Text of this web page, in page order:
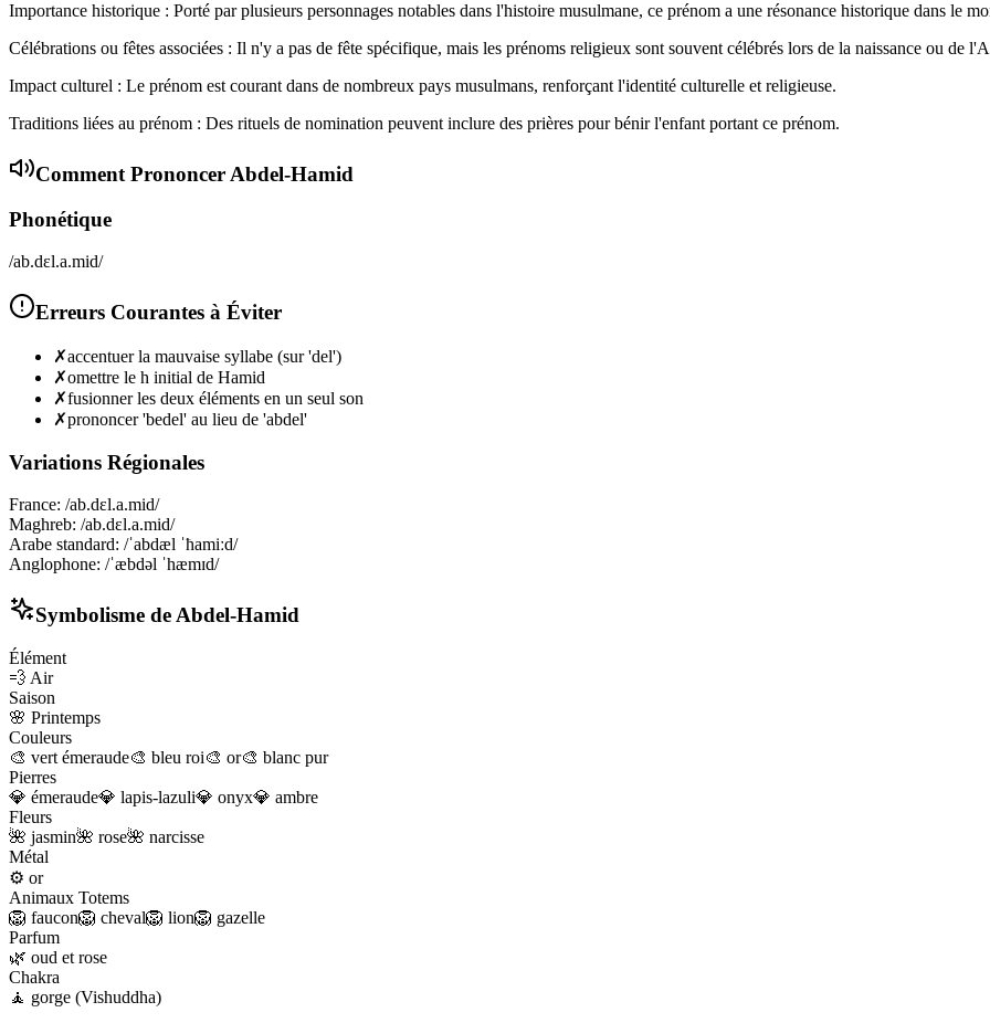
Importance historique : Porté par plusieurs personnages notables dans l'histoire musulmane, ce prénom a une résonance historique dans le
Célébrations ou fêtes associées : Il n'y a pas de fête spécifique, mais les prénoms religieux sont souvent célébrés lors de la naissance ou de
Impact culturel : Le prénom est courant dans de nombreux pays musulmans, renforçant l'identité culturelle et religieuse.
Traditions liées au prénom : Des rituels de nomination peuvent inclure des prières pour bénir l'enfant portant ce prénom.
Comment Prononcer Abdel-Hamid
Phonétique
/ab.dɛl.a.mid/
Erreurs Courantes à Éviter
✗accentuer la mauvaise syllabe (sur 'del')
✗omettre le h initial de Hamid
✗fusionner les deux éléments en un seul son
✗prononcer 'bedel' au lieu de 'abdel'
Variations Régionales
France: /ab.dɛl.a.mid/
Maghreb: /ab.dɛl.a.mid/
Arabe standard: /ˈabdæl ˈħamiːd/
Anglophone: /ˈæbdəl ˈhæmɪd/
Symbolisme de Abdel-Hamid
Élément
💨 Air
Saison
🌸 Printemps
Couleurs
🎨 vert émeraude🎨 bleu roi🎨 or🎨 blanc pur
Pierres
💎 émeraude💎 lapis-lazuli💎 onyx💎 ambre
Fleurs
🌺 jasmin🌺 rose🌺 narcisse
Métal
⚙️ or
Animaux Totems
🦁 faucon🦁 cheval🦁 lion🦁 gazelle
Parfum
🌿 oud et rose
Chakra
🧘 gorge (Vishuddha)